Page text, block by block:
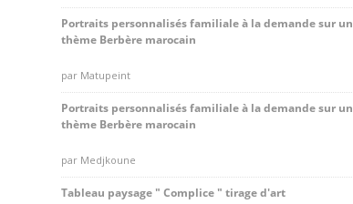
Portraits personnalisés familiale à la demande sur un
thème Berbère marocain
Note5sur 5
par Matupeint
Portraits personnalisés familiale à la demande sur un
thème Berbère marocain
Note5sur 5
par Medjkoune
Tableau paysage " Complice " tirage d'art